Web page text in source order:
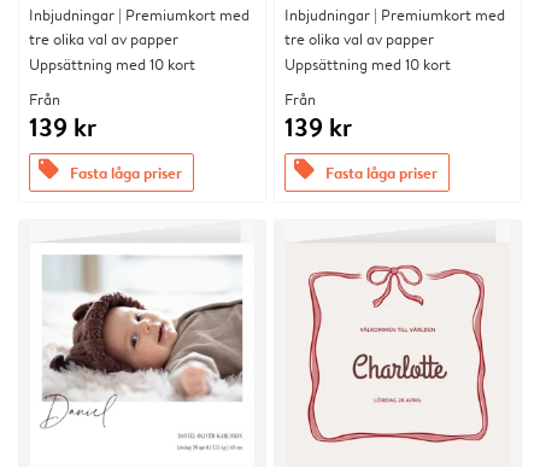
Inbjudningar | Premiumkort med
tre olika val av papper
Uppsättning med 10 kort
Från
139 kr
offers Fasta låga priser
Inbjudningar | Premiumkort med
tre olika val av papper
Uppsättning med 10 kort
Från
139 kr
offers Fasta låga priser